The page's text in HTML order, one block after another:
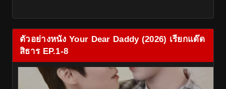
ตัวอย่างหนัง Your Dear Daddy (2026) เรียกแด๊ด
สิธาร EP.1-8